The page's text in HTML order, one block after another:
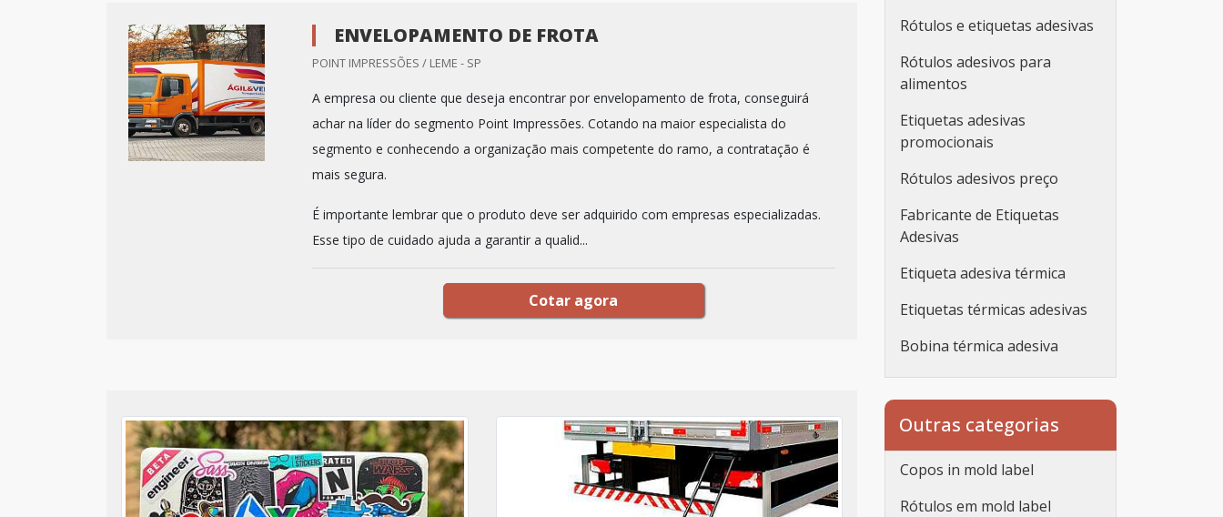
ENVELOPAMENTO DE FROTA
POINT IMPRESSÕES / LEME - SP
A empresa ou cliente que deseja encontrar por envelopamento de frota, conseguirá
achar na líder do segmento Point Impressões. Cotando na maior especialista do
segmento e conhecendo a organização mais competente do ramo, a contratação é
mais segura.
É importante lembrar que o produto deve ser adquirido com empresas especializadas.
Esse tipo de cuidado ajuda a garantir a qualid...
Cotar agora
Rótulos e etiquetas adesivas
Rótulos adesivos para
alimentos
Etiquetas adesivas
promocionais
Rótulos adesivos preço
Fabricante de Etiquetas
Adesivas
Etiqueta adesiva térmica
Etiquetas térmicas adesivas
Bobina térmica adesiva
Etiqueta adesiva
personalizada
Etiqueta adesiva
personalizada rolo
Adesivos personalizados
Outras categorias
Copos in mold label
Rótulos em mold label